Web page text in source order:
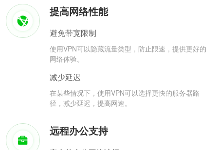
提高网络性能
避免带宽限制
使用VPN可以隐藏流量类型，防止限速，提供更好的
网络体验。
减少延迟
在某些情况下，使用VPN可以选择更快的服务器路
径，减少延迟，提高网速。
远程办公支持